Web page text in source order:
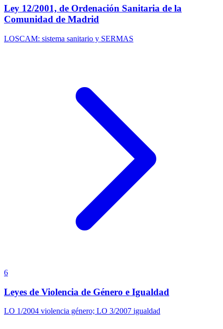
Ley 12/2001, de Ordenación Sanitaria de la
Comunidad de Madrid
LOSCAM: sistema sanitario y SERMAS
6
Leyes de Violencia de Género e Igualdad
LO 1/2004 violencia género; LO 3/2007 igualdad